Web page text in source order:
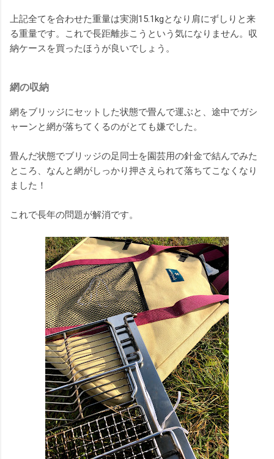
上記全てを合わせた重量は実測15.1kgとなり肩にずしりと来
る重量です。これで長距離歩こうという気になりません。収
納ケースを買ったほうが良いでしょう。
網の収納
網をブリッジにセットした状態で畳んで運ぶと、途中でガシ
ャーンと網が落ちてくるのがとても嫌でした。
畳んだ状態でブリッジの足同士を園芸用の針金で結んでみた
ところ、なんと網がしっかり押さえられて落ちてこなくなり
ました！
これで長年の問題が解消です。